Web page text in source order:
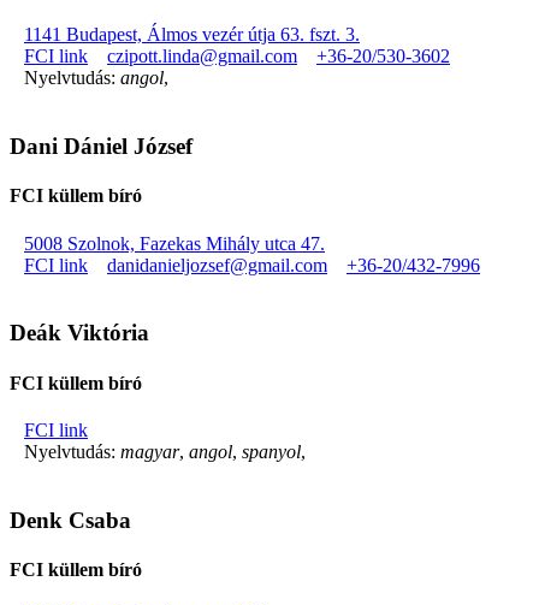
1141 Budapest, Álmos vezér útja 63. fszt. 3.
FCI link
czipott.linda@gmail.com
+36-20/530-3602
Nyelvtudás: angol,
Dani Dániel József
FCI küllem bíró
5008 Szolnok, Fazekas Mihály utca 47.
FCI link
danidanieljozsef@gmail.com +36-20/432-7996
Deák Viktória
FCI küllem bíró
FCI link
Nyelvtudás: magyar, angol, spanyol,
Denk Csaba
FCI küllem bíró